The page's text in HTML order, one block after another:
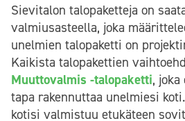
Sievitalon talopaketteja on
valmiusasteella, joka
unelmien talopaketti on
Kaikista talopakettien
Muuttovalmis -talopaketti,
tapa rakennuttaa unelmiesi
kotisi valmistuu etukäteen